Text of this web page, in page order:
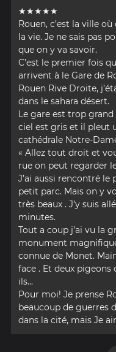
★★★★★
Rouen, c’est la ville
la vie. Je ne sais pas
que on y va savoir.
C’est le premier fois
arrivent à le Gare de
Rouen Rive Droite,
dans le sahara désert.
Le gare est trop
ciel est gris et il pleut
cathédrale Notre-
« Allez tout droit et
rue on peut regarder
J’ai aussi rencontré le
petit parc. Mais on y
très beaux . J’y suis
minutes.
Tout a coup j’ai vu la
monument
connue de Monet.
face . Et deux
ils...
Pour moi! Je prense
beaucoup de guerres
dans la cité, mais Je